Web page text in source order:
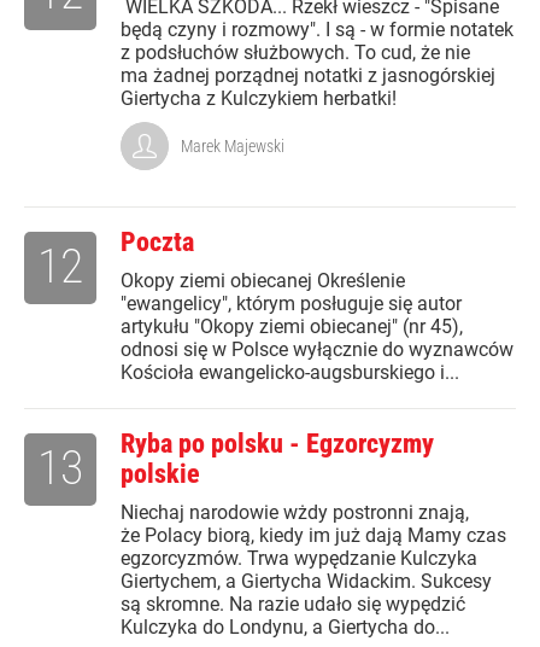
WIELKA SZKODA... Rzekł wieszcz - "Spisane
będą czyny i rozmowy". I są - w formie notatek
z podsłuchów służbowych. To cud, że nie
ma żadnej porządnej notatki z jasnogórskiej
Giertycha z Kulczykiem herbatki!
Marek Majewski
Poczta
Okopy ziemi obiecanej Określenie
"ewangelicy", którym posługuje się autor
artykułu "Okopy ziemi obiecanej" (nr 45),
odnosi się w Polsce wyłącznie do wyznawców
Kościoła ewangelicko-augsburskiego i...
12
Ryba po polsku - Egzorcyzmy
polskie
Niechaj narodowie wżdy postronni znają,
że Polacy biorą, kiedy im już dają Mamy czas
egzorcyzmów. Trwa wypędzanie Kulczyka
Giertychem, a Giertycha Widackim. Sukcesy
są skromne. Na razie udało się wypędzić
Kulczyka do Londynu, a Giertycha do...
13